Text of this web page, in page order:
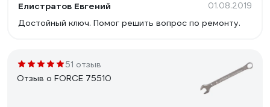
Елистратов Евгений 01.08.2019
Достойный ключ. Помог решить вопрос по ремонту.
51 отзыв
Отзыв о FORCE 75510